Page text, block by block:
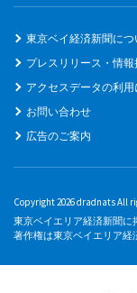
東京ベイ経済新聞につ
プレスリリース・情
アクセスデータの利用
お問い合わせ
広告のご案内
Copyright 2026 dradnats All
東京ベイエリア経済新聞に
著作権は東京ベイエリア経